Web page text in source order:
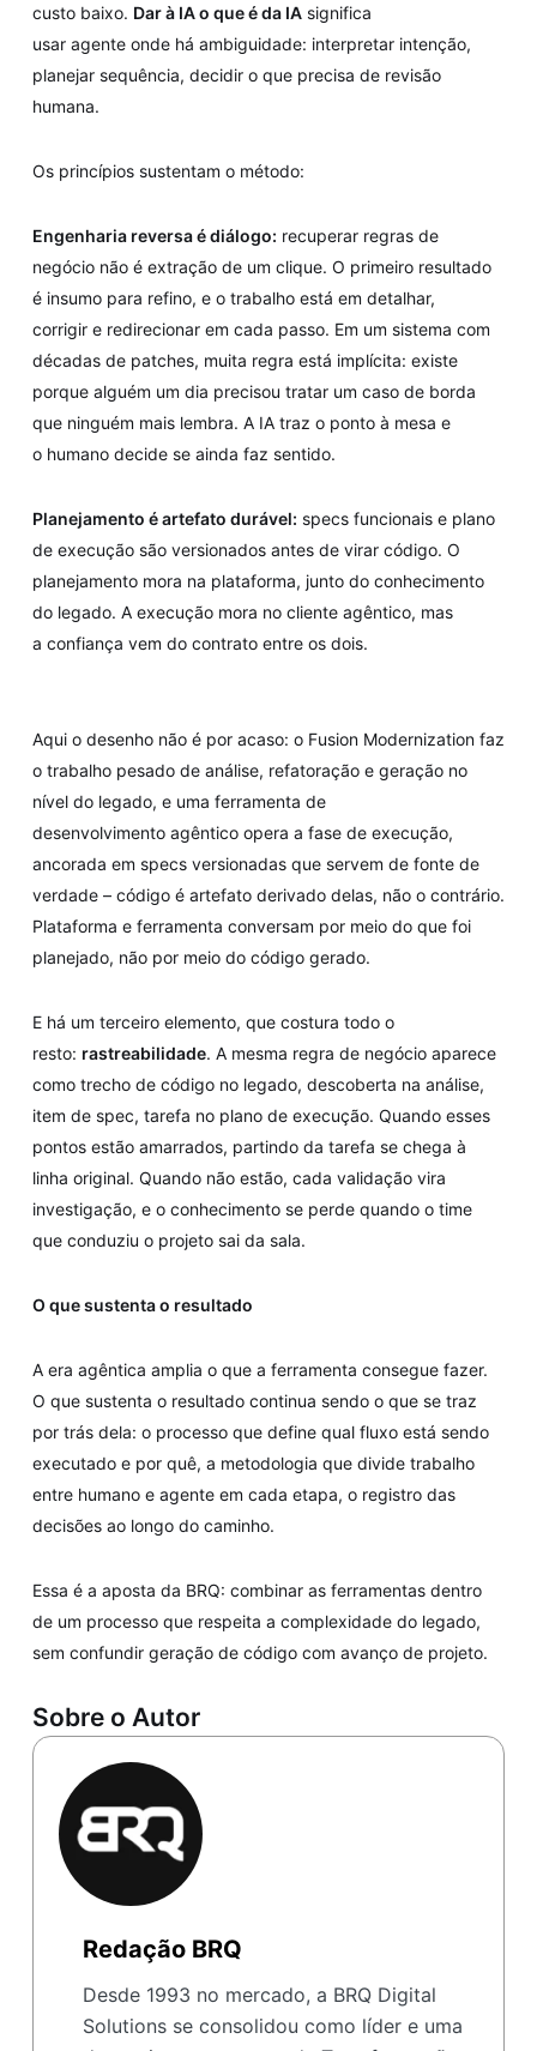
custo baixo. Dar à IA o que é da IAsignifica
usar agente onde há ambiguidade: interpretar intenção,
planejar sequência, decidir o que precisa de revisão
humana.
Os princípios sustentam o método:
Engenharia reversa é diálogo: recuperar regras de
negócio não é extração de um clique. O primeiro resultado
é insumo para refino, e o trabalho está em detalhar,
corrigir e redirecionar em cada passo. Em um sistema com
décadas de patches, muita regra está implícita: existe
porque alguém um dia precisou tratar um caso de borda
que ninguém mais lembra. A IA traz o ponto à mesa e
o humano decide se ainda faz sentido.
Planejamento é artefato durável: specs funcionais e plano
de execução são versionados antes de virar código. O
planejamento mora na plataforma, junto do conhecimento
do legado. A execução mora no cliente agêntico, mas
a confiança vem do contrato entre os dois.
Aqui o desenho não é por acaso: o Fusion Modernization faz
o trabalho pesado de análise, refatoração e geração no
nível do legado, e uma ferramenta de
desenvolvimento agêntico opera a fase de execução,
ancorada em specs versionadas que servem de fonte de
verdade – código é artefato derivado delas, não o contrário.
Plataforma e ferramenta conversam por meio do que foi
planejado, não por meio do código gerado.
E há um terceiro elemento, que costura todo o
resto: rastreabilidade. A mesma regra de negócio aparece
como trecho de código no legado, descoberta na análise,
item de spec, tarefa no plano de execução. Quando esses
pontos estão amarrados, partindo da tarefa se chega à
linha original. Quando não estão, cada validação vira
investigação, e o conhecimento se perde quando o time
que conduziu o projeto sai da sala.
O que sustenta o resultado
A era agêntica amplia o que a ferramenta consegue fazer.
O que sustenta o resultado continua sendo o que se traz
por trás dela: o processo que define qual fluxo está sendo
executado e por quê, a metodologia que divide trabalho
entre humano e agente em cada etapa, o registro das
decisões ao longo do caminho.
Essa é a aposta da BRQ: combinar as ferramentas dentro
de um processo que respeita a complexidade do legado,
sem confundir geração de código com avanço de projeto.
Sobre o Autor
Redação BRQ
Desde 1993 no mercado, a BRQ Digital
Solutions se consolidou como líder e uma